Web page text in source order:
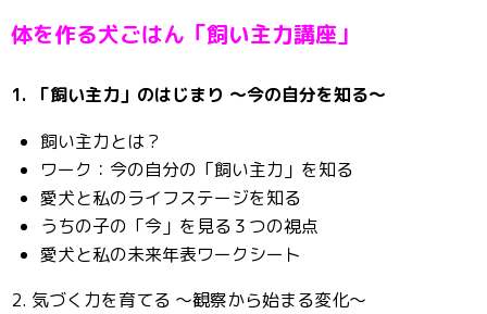
体を作る犬ごはん「飼い主力講座」
1. 「飼い主力」のはじまり 〜今の自分を知る〜
飼い主力とは？
ワーク：今の自分の「飼い主力」を知る
愛犬と私のライフステージを知る
うちの子の「今」を見る３つの視点
愛犬と私の未来年表ワークシート
2. 気づく力を育てる 〜観察から始まる変化〜